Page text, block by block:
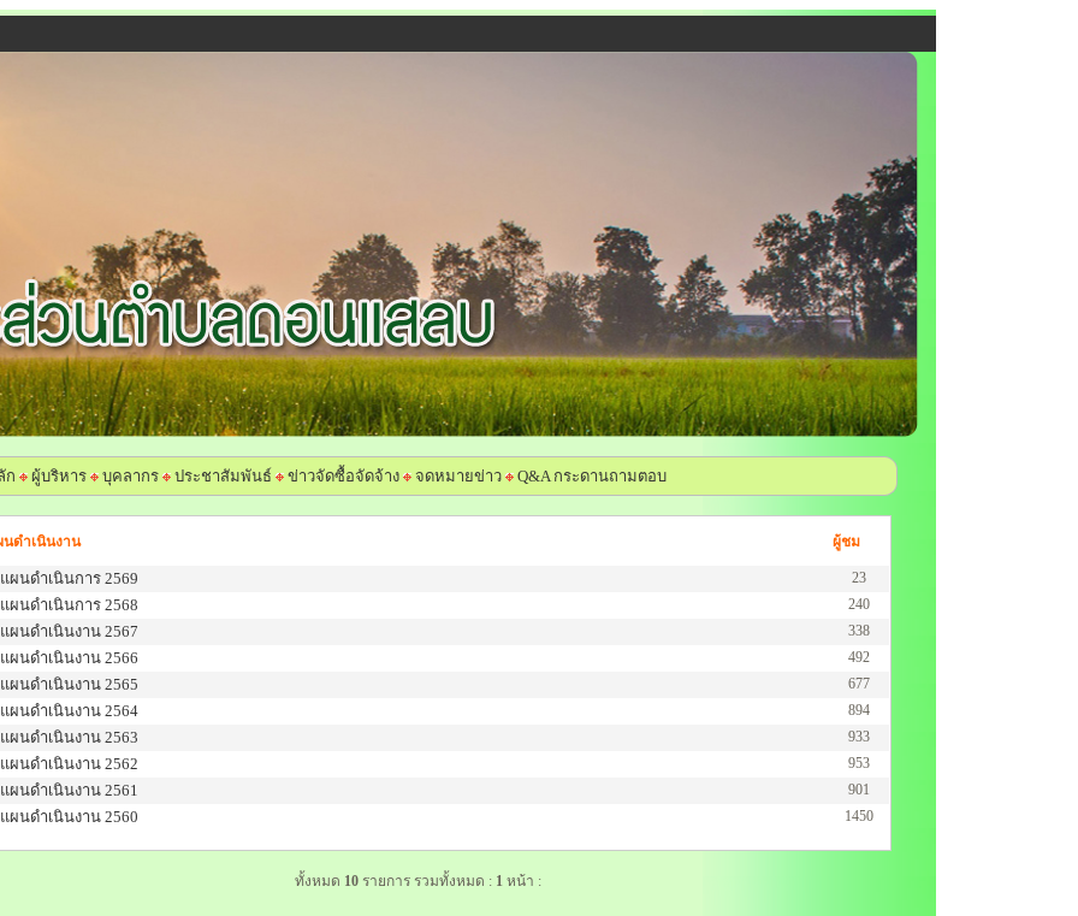
ก ผู้บริหาร บุคลากร ประชาสัมพันธ์ ข่าวจัดซื้อจัดจ้าง จดหมายข่าว Q&A กระดานถามตอบ
ดำเนินงาน ผู้ชม
ผนดำเนินการ 2569 23
ผนดำเนินการ 2568 240
ผนดำเนินงาน 2567 338
ผนดำเนินงาน 2566 492
ผนดำเนินงาน 2565 677
ผนดำเนินงาน 2564 894
ผนดำเนินงาน 2563 933
ผนดำเนินงาน 2562 953
ผนดำเนินงาน 2561 901
ผนดำเนินงาน 2560 1450
ทั้งหมด 10 รายการ รวมทั้งหมด : 1 หน้า :